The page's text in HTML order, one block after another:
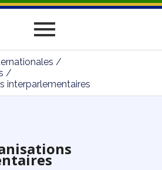
/
/
interparlementaires